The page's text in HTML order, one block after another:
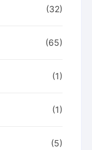
(32)
(65)
(1)
(1)
(5)